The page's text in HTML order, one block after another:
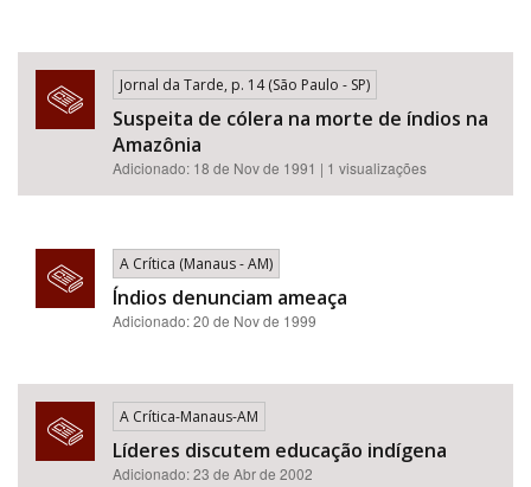
Jornal da Tarde, p. 14 (São Paulo - SP)
Suspeita de cólera na morte de índios na
Amazônia
Adicionado: 18 de Nov de 1991 | 1 visualizações
A Crítica (Manaus - AM)
Índios denunciam ameaça
Adicionado: 20 de Nov de 1999
A Crítica-Manaus-AM
Líderes discutem educação indígena
Adicionado: 23 de Abr de 2002